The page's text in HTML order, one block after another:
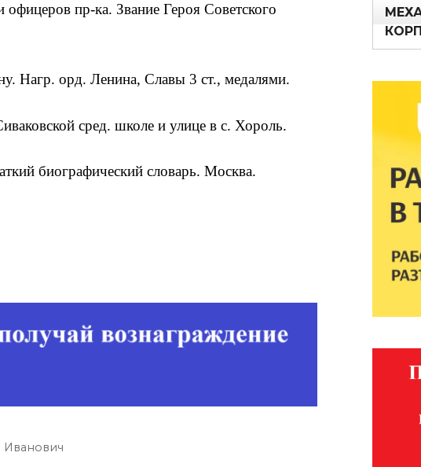
пр-ка. Звание Героя Советского
Нагр. орд. Ленина, Славы 3 ст., медалями.
сред. школе и улице в с. Хороль.
биографический словарь. Москва.